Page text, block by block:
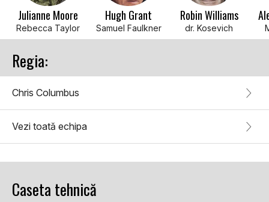
Julianne Moore
Rebecca Taylor
Hugh Grant
Samuel Faulkner
Robin Williams
dr. Kosevich
Regia:
Chris Columbus
Vezi toată echipa
Caseta tehnică